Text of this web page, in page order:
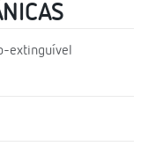
extinguível